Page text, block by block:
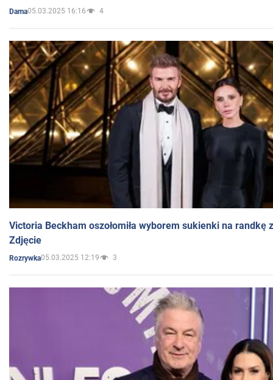
Dama05.03.2025 16:16 4
Victoria Beckham oszołomiła wyborem sukienki na randkę
Zdjęcie
Rozrywka05.03.2025 12:19 3